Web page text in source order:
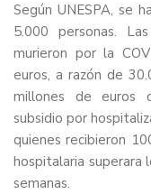
Según UNESPA, se
5.000 personas.
murieron por la
euros, a razón de
millones de euros
subsidio por
quienes recibieron
hospitalaria superara
semanas.